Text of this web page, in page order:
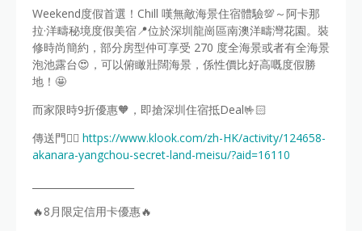
Weekend度假首選！Chill 嘆無敵海景住宿體驗💯～阿卡那
拉·洋疇秘境度假美宿📍位於深圳龍崗區南澳洋疇灣花園。裝
修時尚簡約，部分房型仲可享受 270 度全海景或者有全海景
泡池露台😍，可以俯瞰壯闊海景，係性價比好高嘅度假勝
地！🤩
而家限時9折優惠🧡，即搶深圳住宿抵Deal🤟🏻
傳送門👉🏻 https://www.klook.com/zh-HK/activity/124658-
akanara-yangchou-secret-land-meisu/?aid=16110
🔥8月限定信用卡優惠🔥